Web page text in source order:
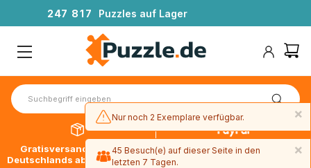
247 81 7 Puzzles auf Lager
Gratisversand innerhalb
Deutschlands ab 49 € mit DPD
30 Tage später bezahlen
×
Nur noch 2 Exemplare verfügbar.
×
45 Besuch(e) auf dieser Seite in den
letzten 7 Tagen.